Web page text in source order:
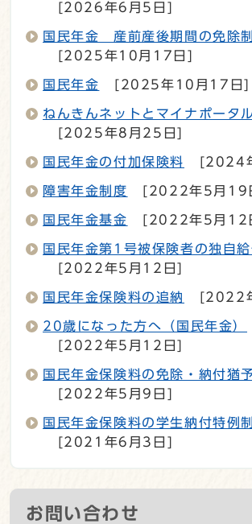
[2026年6月5日]
国民年金 産前産後期間の免除
[2025年10月17日]
国民年金 [2025年10月17日]
ねんきんネットとマイナポータル
[2025年8月25日]
国民年金の付加保険料 [2024
障害年金制度 [2022年5月19
国民年金基金 [2022年5月12
国民年金第1号被保険者の独自
[2022年5月12日]
国民年金保険料の追納 [2022
20歳になった方へ（国民年金）
[2022年5月12日]
国民年金保険料の免除・納付猶
[2022年5月9日]
国民年金保険料の学生納付特例
[2021年6月3日]
お問い合わせ